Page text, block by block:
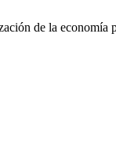
de la economía